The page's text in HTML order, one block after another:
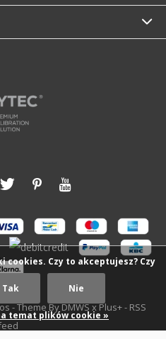
- Theme ByDMWSxPlus+- RSS
Czy to akceptujesz? Czy
Tak Nie
temat plików cookie »